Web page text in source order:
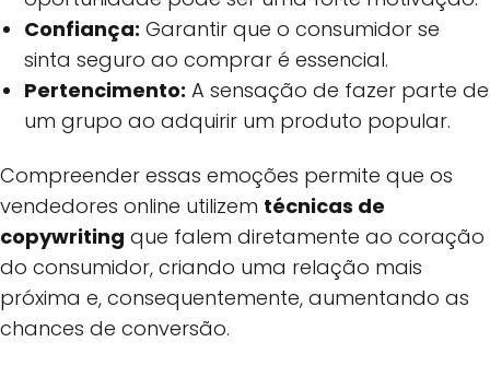
Confiança: Garantir que o consumidor se
sinta seguro ao comprar é essencial.
Pertencimento: A sensação de fazer parte de
um grupo ao adquirir um produto popular.
Compreender essas emoções permite que os
vendedores online utilizem técnicas de
copywriting que falem diretamente ao coração
do consumidor, criando uma relação mais
próxima e, consequentemente, aumentando as
chances de conversão.